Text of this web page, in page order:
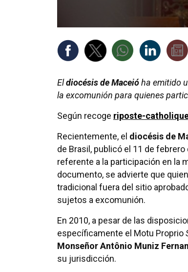
Eldiocésis de Maceióha emitido
la excomunión para quienes
Según recoge riposte-
Recientemente, el diocésis de
de Brasil, publicó el 11 de
referente a la participación en la
documento, se advierte que
tradicional fuera del sitio
sujetos a excomunión.
En 2010, a pesar de las
específicamente el Motu Proprio
Monseñor Antônio Muniz
su jurisdicción.